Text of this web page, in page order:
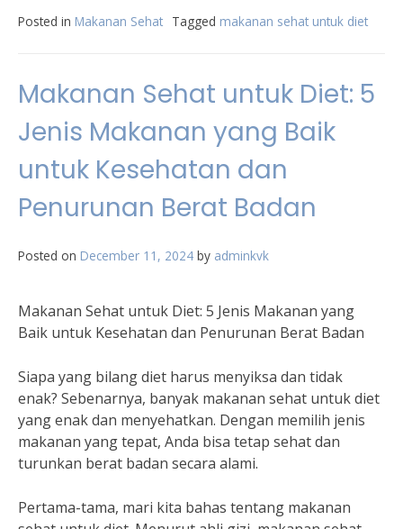
Posted in Makanan Sehat Tagged makanan sehat untuk diet
Makanan Sehat untuk Diet: 5
Jenis Makanan yang Baik
untuk Kesehatan dan
Penurunan Berat Badan
Posted on December 11, 2024 by adminkvk
Makanan Sehat untuk Diet: 5 Jenis Makanan yang
Baik untuk Kesehatan dan Penurunan Berat Badan
Siapa yang bilang diet harus menyiksa dan tidak
enak? Sebenarnya, banyak makanan sehat untuk diet
yang enak dan menyehatkan. Dengan memilih jenis
makanan yang tepat, Anda bisa tetap sehat dan
turunkan berat badan secara alami.
Pertama-tama, mari kita bahas tentang makanan